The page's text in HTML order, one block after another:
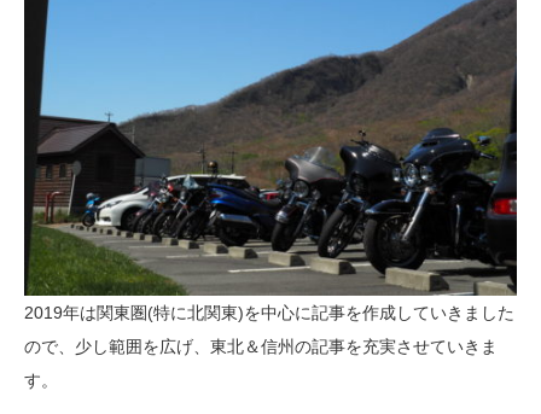
2019年は関東圏(特に北関東)を中心に記事を作成していきました
ので、少し範囲を広げ、東北＆信州の記事を充実させていきま
す。